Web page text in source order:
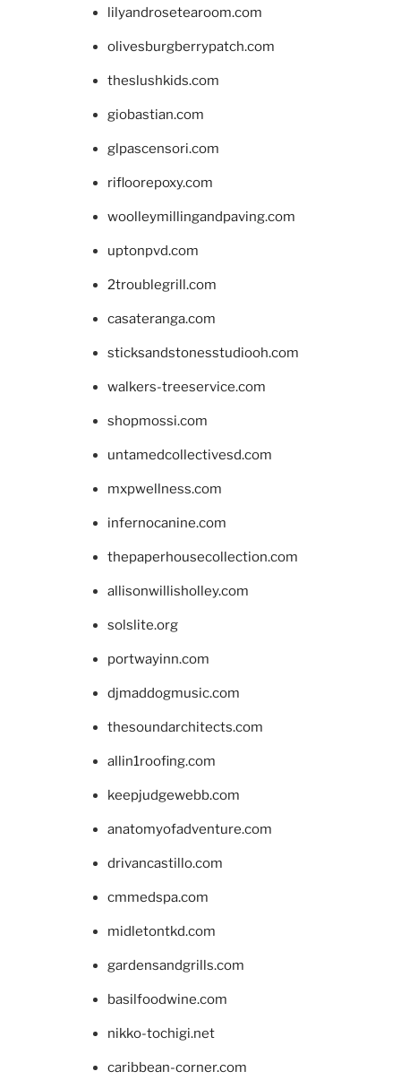
lilyandrosetearoom.com
olivesburgberrypatch.com
theslushkids.com
giobastian.com
glpascensori.com
rifloorepoxy.com
woolleymillingandpaving.com
uptonpvd.com
2troublegrill.com
casateranga.com
sticksandstonesstudiooh.com
walkers-treeservice.com
shopmossi.com
untamedcollectivesd.com
mxpwellness.com
infernocanine.com
thepaperhousecollection.com
allisonwillisholley.com
solslite.org
portwayinn.com
djmaddogmusic.com
thesoundarchitects.com
allin1roofing.com
keepjudgewebb.com
anatomyofadventure.com
drivancastillo.com
cmmedspa.com
midletontkd.com
gardensandgrills.com
basilfoodwine.com
nikko-tochigi.net
caribbean-corner.com